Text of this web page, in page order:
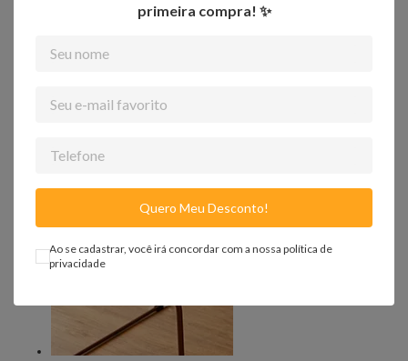
primeira compra! ✨
Quero Meu Desconto!
Ao se cadastrar, você irá concordar com a nossapolítica de
privacidade
Vários tons.... e muito aconchego!
produto indispensável na confecção, trazendo sustentação à peça, deixando o